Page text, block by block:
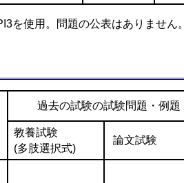
を使用。問題の公表はありません。
過去の試験の試験問題・例題
教養試験
(多肢選択式)
論文試験